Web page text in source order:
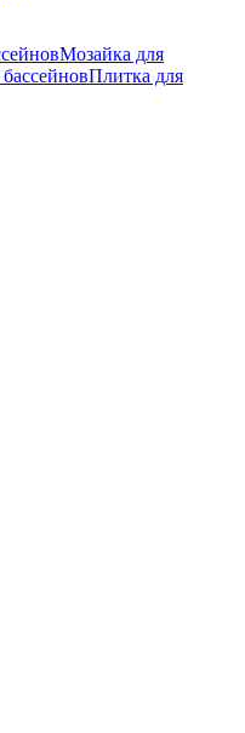
Мозайка для
Плитка для